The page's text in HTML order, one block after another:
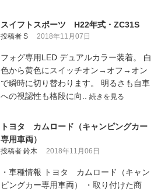
スイフトスポーツ H22年式・ZC31S
投稿者 S 2018年11月07日
フォグ専用LED デュアルカラー装着。 白
色から黄色にスイッチオン→オフ→オン
で瞬時に切り替わります。 明るさも自車
への視認性も格段に向.. 続きを見る
トヨタ カムロード（キャンピングカー
専用車両）
投稿者 鈴木 2018年11月06日
・車種情報 トヨタ カムロード（キャン
ピングカー専用車両） ・取り付けた商